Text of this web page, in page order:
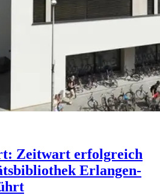
Zeitwart erfolgreich
Erlangen-